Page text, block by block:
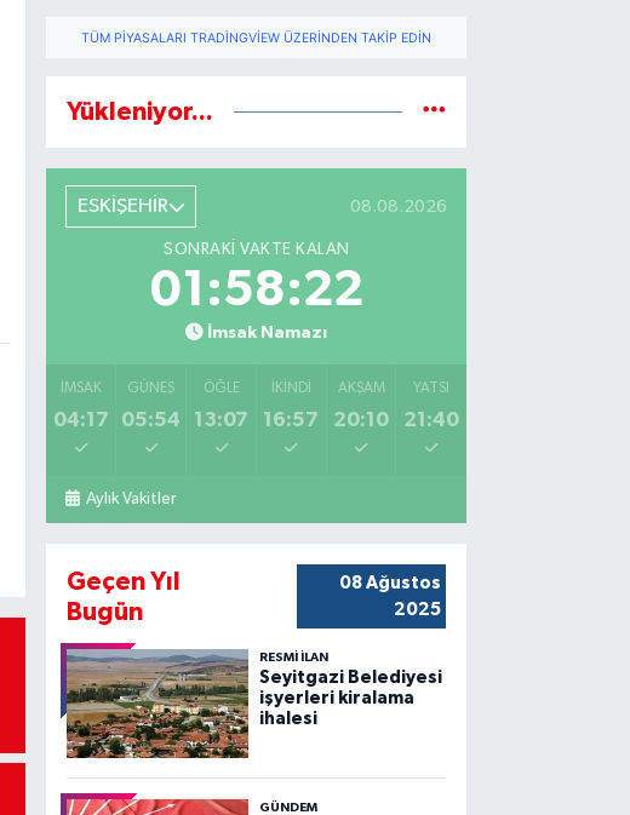
TÜM PIYASALARI TRADINGVIEW ÜZERINDEN TAKIP EDIN
Yükleniyor...
ESKİŞEHİR 08.08.2026
SONRAKI VAKTE KALAN
01:58:20
İmsak Namazı
İMSAK
04:17
GÜNEŞ
05:54
ÖĞLE
13:07
İKINDI
16:57
AKŞAM
20:10
YATSI
21:40
Aylık Vakitler
Geçen Yıl
Bugün
08 Ağustos
2025
RESMİ İLAN
Seyitgazi Belediyesi
işyerleri kiralama
ihalesi
GÜNDEM